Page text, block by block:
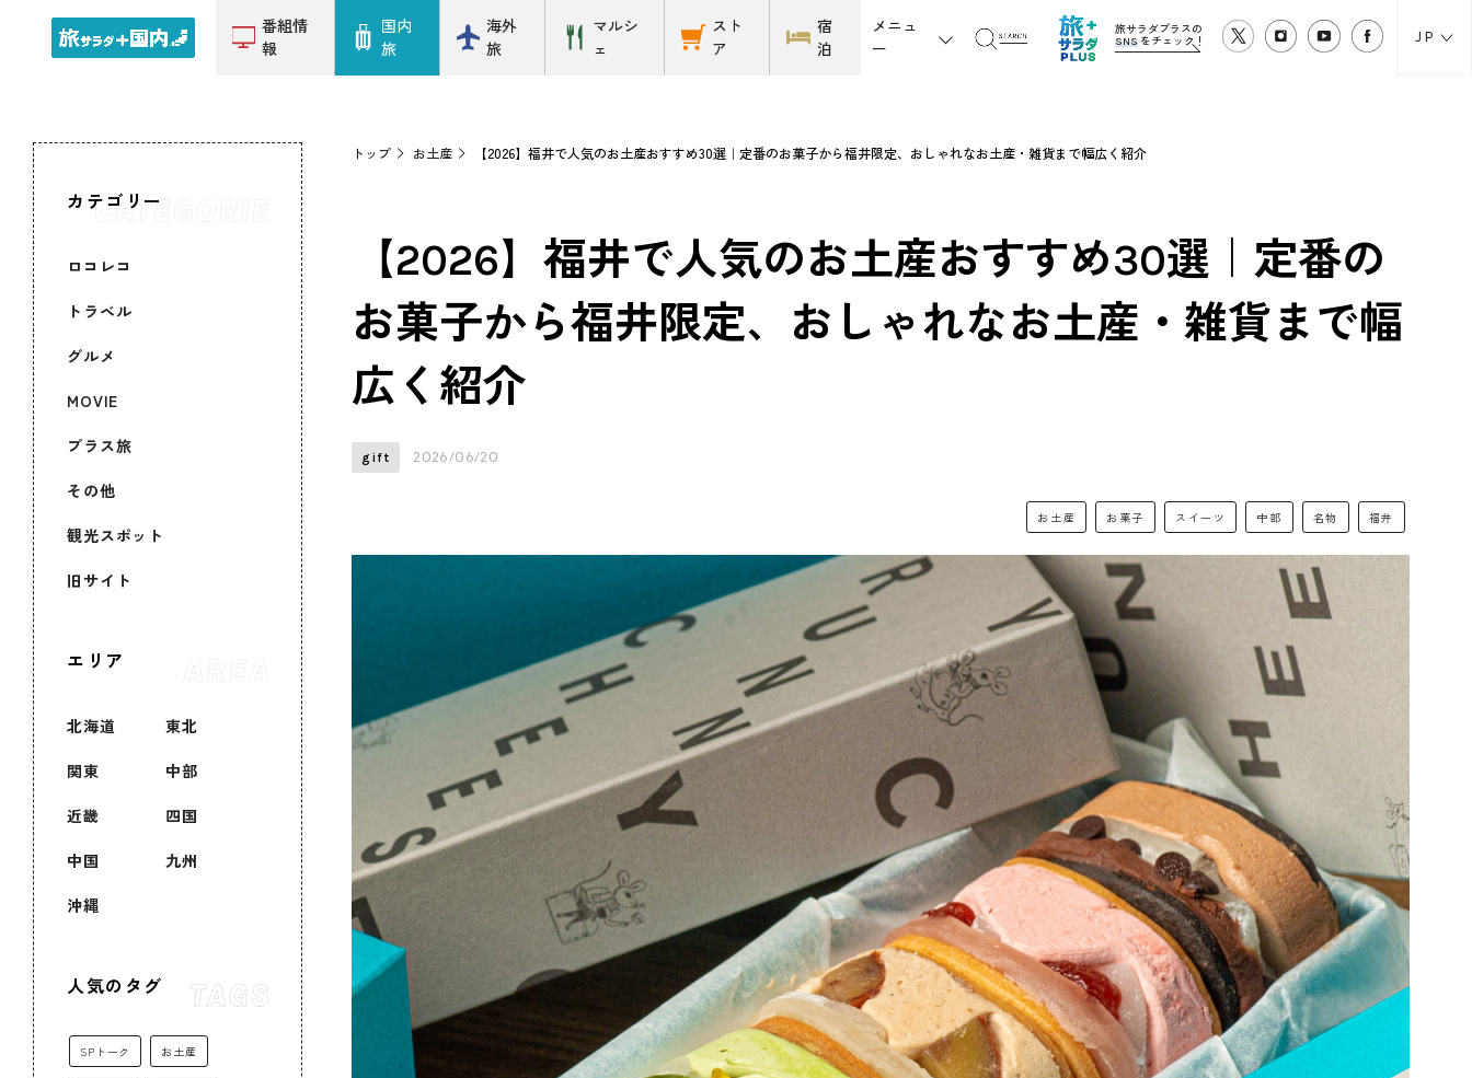
番組情
報
国内
旅
海外
旅
マルシ
ェ
スト
ア
宿
泊
メニュ
ー
旅サラダプラスの
SNS をチェック！ JP
カテゴリー
ロコレコ
トラベル
グルメ
MOVIE
プラス旅
その他
観光スポット
旧サイト
エリア
北海道 東北
関東 中部
近畿 四国
中国 九州
沖縄
人気のタグ
SPトーク お土産
トップ お土産 【2026】福井で人気のお土産おすすめ30選｜定番のお菓子から福井限定、おしゃれなお土産・雑貨まで幅広く紹介
【2026】福井で人気のお土産おすすめ30選｜定番の
お菓子から福井限定、おしゃれなお土産・雑貨まで幅
広く紹介
gift 2026/06/20
お土産 お菓子 スイーツ 中部 名物 福井